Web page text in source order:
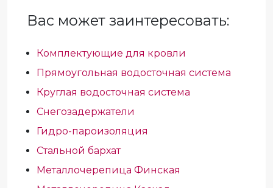
Вас может заинтересовать:
Комплектующие для кровли
Прямоугольная водосточная система
Круглая водосточная система
Снегозадержатели
Гидро-пароизоляция
Стальной бархат
Металлочерепица Финская